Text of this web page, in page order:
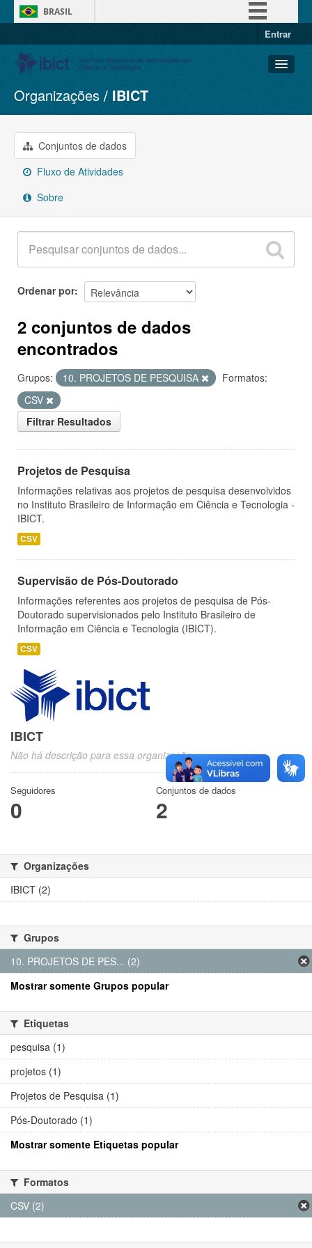
BRASIL
Entrar
Conjuntos de dados
Organizações
Grupos
Sobre
Organizações IBICT
Conjuntos de dados
Fluxo de Atividades
Sobre
Ordenar por
2 conjuntos de dados
encontrados
Grupos: 10. PROJETOS DE PESQUISA
Formatos:
CSV
Filtrar Resultados
Projetos de Pesquisa
Informações relativas aos projetos de pesquisa desenvolvidos
no Instituto Brasileiro de Informação em Ciência e Tecnologia -
IBICT.
CSV
Supervisão de Pós-Doutorado
Informações referentes aos projetos de pesquisa de Pós-
Doutorado supervisionados pelo Instituto Brasileiro de
Informação em Ciência e Tecnologia (IBICT).
CSV
IBICT
Não há descrição para essa organização
Seguidores
0
Conjuntos de dados
2
Organizações
IBICT (2)
Grupos
10. PROJETOS DE PES... (2)
Mostrar somente Grupos popular
Etiquetas
pesquisa (1)
projetos (1)
Projetos de Pesquisa (1)
Pós-Doutorado (1)
Mostrar somente Etiquetas popular
Formatos
CSV (2)